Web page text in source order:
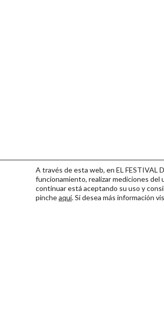
A través de esta web, en EL FESTIVAL
funcionamiento, realizar mediciones del
continuarestá aceptando su uso y
pincheaquí. Si desea más información